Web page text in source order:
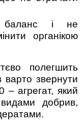
баланс і не
органікою
полегшить
варто звернути
– агрегат, який
добрив,